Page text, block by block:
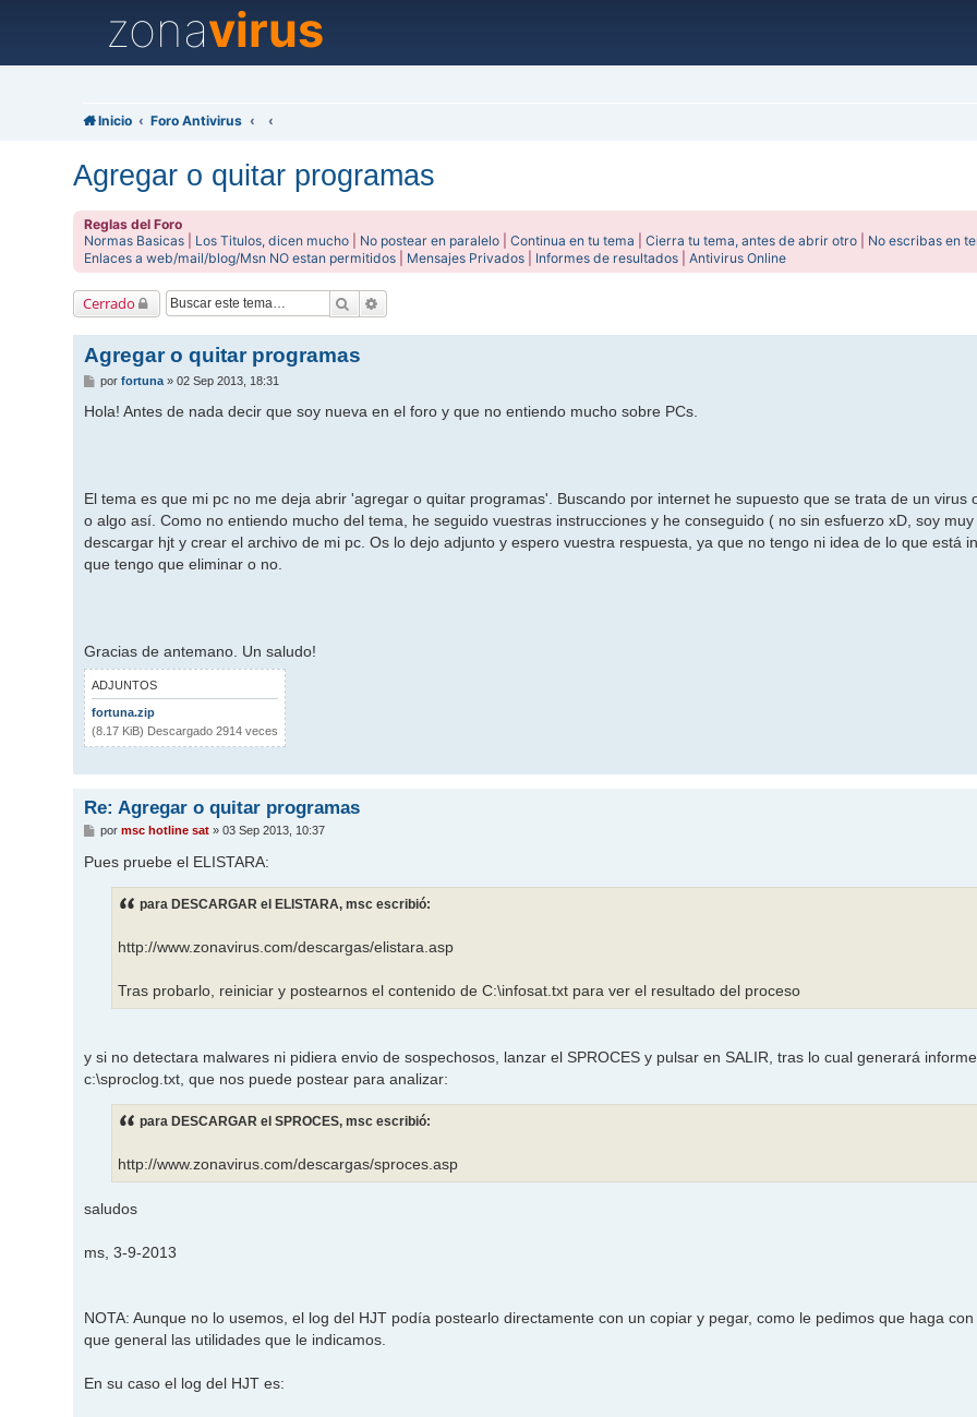
zonavirus
Inicio Foro Antivirus
Agregar o quitar programas
Reglas del Foro
Normas Basicas
Los Titulos, dicen mucho No postear en paralelo |Continua en tu tema |Cierra tu tema, antes de abrir otro
No escribas en
Enlaces a web/mail/blog/Msn NO estan permitidos
Mensajes Privados Informes de resultados |Antivirus Online
Cerrado Buscar
Agregar o quitar programas
M
n
porfortuna »02 Sep 2013, 18:31
Hola! Antes de nada decir que soy nueva en el foro y que no entiendo mucho sobre PCs.
El tema es que mi pc no me deja abrir 'agregar o quitar programas'. Buscando por internet he supuesto que se trata de un virus
o algo así. Como no entiendo mucho del tema, he seguido vuestras instrucciones y he conseguido ( no sin esfuerzo xD, soy muy
descargar hjt y crear el archivo de mi pc. Os lo dejo adjunto y espero vuestra respuesta, ya que no tengo ni idea de lo que está
que tengo que eliminar o no.
Gracias de antemano. Un saludo!
ADJUNTOS
fortuna.zip
(8.17 KiB) Descargado 2914 veces
Re: Agregar o quitar programas
M
n
s
pormsc hotline sat »03 Sep 2013, 10:37
Pues pruebe el ELISTARA:
para DESCARGAR el ELISTARA, msc escribió:
http://www.zonavirus.com/descargas/elistara.asp
Tras probarlo, reiniciar y postearnos el contenido de C:\infosat.txt para ver el resultado del proceso
y si no detectara malwares ni pidiera envio de sospechosos, lanzar el SPROCES y pulsar en SALIR, tras lo cual generará
c:\sproclog.txt, que nos puede postear para analizar:
para DESCARGAR el SPROCES, msc escribió:
http://www.zonavirus.com/descargas/sproces.asp
saludos
ms, 3-9-2013
NOTA: Aunque no lo usemos, el log del HJT podía postearlo directamente con un copiar y pegar, como le pedimos que haga
que general las utilidades que le indicamos.
En su caso el log del HJT es: